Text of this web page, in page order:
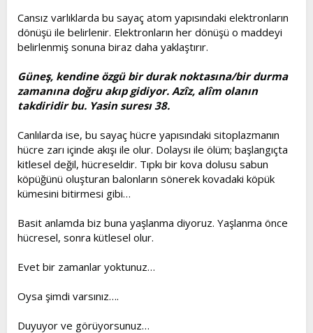
Cansız varlıklarda bu sayaç atom yapısındaki elektronların
dönüşü ile belirlenir. Elektronların her dönüşü o maddeyi
belirlenmiş sonuna biraz daha yaklaştırır.
Güneş, kendine özgü bir durak noktasına/bir durma
zamanına doğru akıp gidiyor. Azîz, alîm olanın
takdiridir bu. Yasin suresı 38.
Canlılarda ise, bu sayaç hücre yapısındaki sitoplazmanın
hücre zarı içinde akışı ile olur. Dolaysı ile ölüm; başlangıçta
kitlesel değil, hücreseldir. Tıpkı bir kova dolusu sabun
köpüğünü oluşturan balonların sönerek kovadaki köpük
kümesini bitirmesi gibi…
Basit anlamda biz buna yaşlanma diyoruz. Yaşlanma önce
hücresel, sonra kütlesel olur.
Evet bir zamanlar yoktunuz…
Oysa şimdi varsınız….
Duyuyor ve görüyorsunuz…